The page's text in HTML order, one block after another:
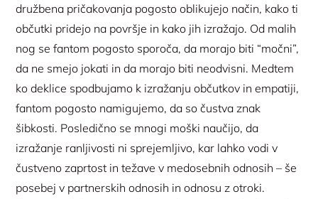
družbena pričakovanja pogosto oblikujejo način, kako ti
občutki pridejo na površje in kako jih izražajo. Od malih
nog se fantom pogosto sporoča, da morajo biti “močni”,
da ne smejo jokati in da morajo biti neodvisni. Medtem
ko deklice spodbujamo k izražanju občutkov in empatiji,
fantom pogosto namigujemo, da so čustva znak
šibkosti. Posledično se mnogi moški naučijo, da
izražanje ranljivosti ni sprejemljivo, kar lahko vodi v
čustveno zaprtost in težave v medosebnih odnosih – še
posebej v partnerskih odnosih in odnosu z otroki.